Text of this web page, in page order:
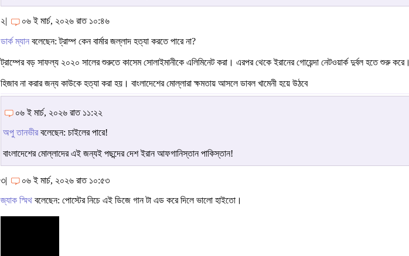
২| ০৬ ই মার্চ, ২০২৬ রাত ১০:৪৬
ডার্ক ম্যান বলেছেন: ট্রাম্প কেন বার্মার জল্লাদ হত্যা করতে পারে না?
ট্রাম্পের বড় সাফল্য ২০২০ সালের শুরুতে কাসেম সোলাইমানীকে এলিমিনেট করা। এরপর থেকে ইরানের গোয়েন্দা নেটওয়ার্ক দুর্বল হতে শুরু করে।
হিজাব না করার জন্য কাউকে হত্যা করা হয়। বাংলাদেশের মোল্লারা ক্ষমতায় আসলে ডাবল খামেনী হয়ে উঠবে
০৬ ই মার্চ, ২০২৬ রাত ১১:২২
অপু তানভীরবলেছেন: চাইলের পারে!
বাংলাদেশের মোল্লাদের এই জন্যই পছন্দের দেশ ইরান আফগানিস্তান পাকিস্তান!
৩| ০৬ ই মার্চ, ২০২৬ রাত ১০:৫৩
জ্যাক স্মিথ বলেছেন: পোস্টের নিচে এই ডিজে গান টা এড করে দিলে ভালো হাইতো।